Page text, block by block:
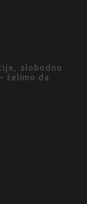
slobodno
– želimo da